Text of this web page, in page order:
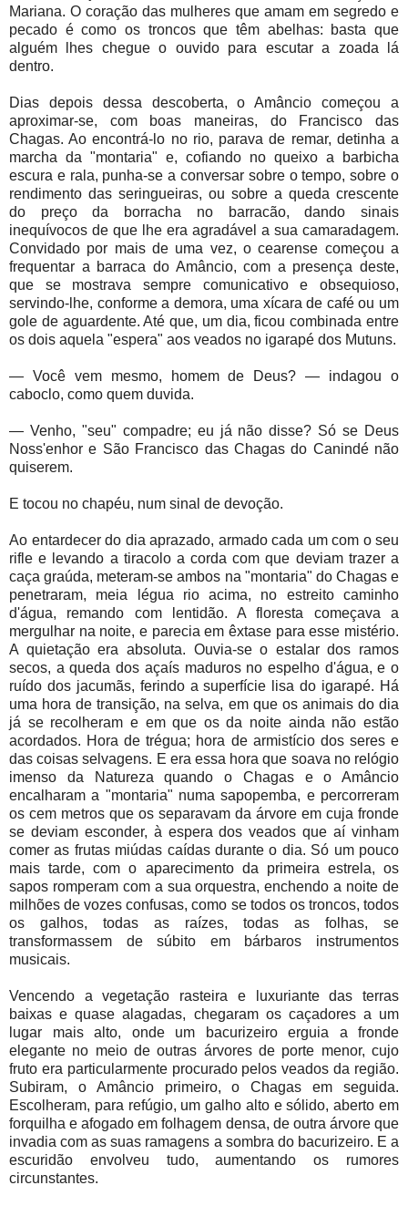
Mariana. O coração das mulheres que amam em segredo e
pecado é como os troncos que têm abelhas: basta que
alguém lhes chegue o ouvido para escutar a zoada lá
dentro.
Dias depois dessa descoberta, o Amâncio começou a
aproximar-se, com boas maneiras, do Francisco das
Chagas. Ao encontrá-lo no rio, parava de remar, detinha a
marcha da "montaria" e, cofiando no queixo a barbicha
escura e rala, punha-se a conversar sobre o tempo, sobre o
rendimento das seringueiras, ou sobre a queda crescente
do preço da borracha no barracão, dando sinais
inequívocos de que lhe era agradável a sua camaradagem.
Convidado por mais de uma vez, o cearense começou a
frequentar a barraca do Amâncio, com a presença deste,
que se mostrava sempre comunicativo e obsequioso,
servindo-lhe, conforme a demora, uma xícara de café ou um
gole de aguardente. Até que, um dia, ficou combinada entre
os dois aquela "espera" aos veados no igarapé dos Mutuns.
— Você vem mesmo, homem de Deus? — indagou o
caboclo, como quem duvida.
— Venho, "seu" compadre; eu já não disse? Só se Deus
Noss'enhor e São Francisco das Chagas do Canindé não
quiserem.
E tocou no chapéu, num sinal de devoção.
Ao entardecer do dia aprazado, armado cada um com o seu
rifle e levando a tiracolo a corda com que deviam trazer a
caça graúda, meteram-se ambos na "montaria" do Chagas e
penetraram, meia légua rio acima, no estreito caminho
d'água, remando com lentidão. A floresta começava a
mergulhar na noite, e parecia em êxtase para esse mistério.
A quietação era absoluta. Ouvia-se o estalar dos ramos
secos, a queda dos açaís maduros no espelho d'água, e o
ruído dos jacumãs, ferindo a superfície lisa do igarapé. Há
uma hora de transição, na selva, em que os animais do dia
já se recolheram e em que os da noite ainda não estão
acordados. Hora de trégua; hora de armistício dos seres e
das coisas selvagens. E era essa hora que soava no relógio
imenso da Natureza quando o Chagas e o Amâncio
encalharam a "montaria" numa sapopemba, e percorreram
os cem metros que os separavam da árvore em cuja fronde
se deviam esconder, à espera dos veados que aí vinham
comer as frutas miúdas caídas durante o dia. Só um pouco
mais tarde, com o aparecimento da primeira estrela, os
sapos romperam com a sua orquestra, enchendo a noite de
milhões de vozes confusas, como se todos os troncos, todos
os galhos, todas as raízes, todas as folhas, se
transformassem de súbito em bárbaros instrumentos
musicais.
Vencendo a vegetação rasteira e luxuriante das terras
baixas e quase alagadas, chegaram os caçadores a um
lugar mais alto, onde um bacurizeiro erguia a fronde
elegante no meio de outras árvores de porte menor, cujo
fruto era particularmente procurado pelos veados da região.
Subiram, o Amâncio primeiro, o Chagas em seguida.
Escolheram, para refúgio, um galho alto e sólido, aberto em
forquilha e afogado em folhagem densa, de outra árvore que
invadia com as suas ramagens a sombra do bacurizeiro. E a
escuridão envolveu tudo, aumentando os rumores
circunstantes.